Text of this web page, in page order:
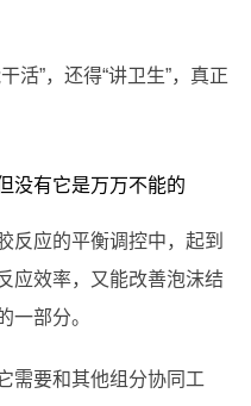
活”，还得“讲卫生”，真正
没有它是万万不能的
反应的平衡调控中，起到
应效率，又能改善泡沫结
一部分。
需要和其他组分协同工